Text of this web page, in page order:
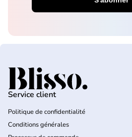
Accueil
Service client
Politique de confidentialité
Conditions générales